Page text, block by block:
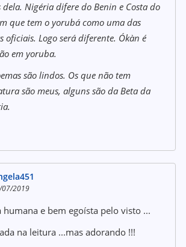
dela. Nigéria difere do Benin e Costa do
que tem o yorubá como uma das
oficiais. Logo será diferente. Ókàn é
em yoruba.
são lindos. Os que não tem
são meus, alguns são da Beta da
07/2019
humana e bem egoísta pelo visto ...
na leitura ...mas adorando !!!